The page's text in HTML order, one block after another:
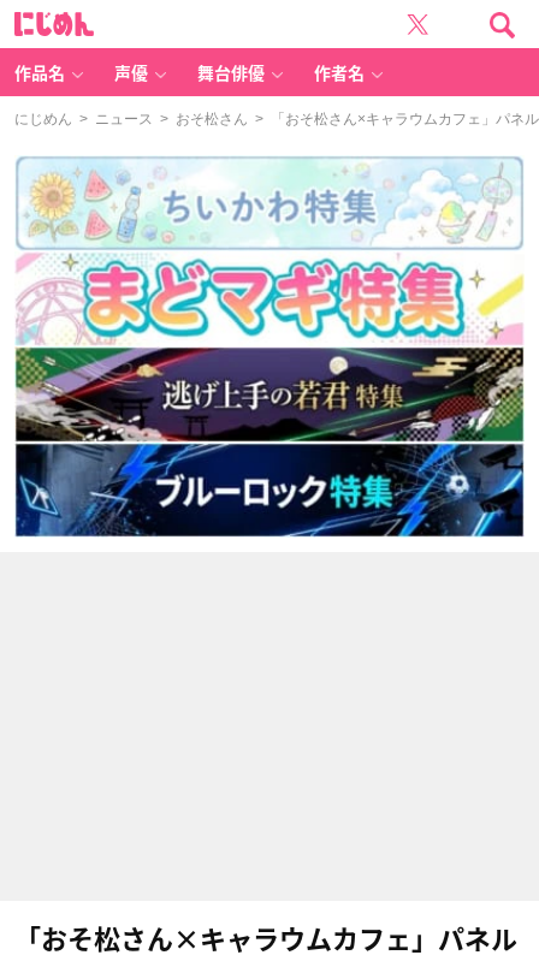
作品名 声優 舞台俳優 作者名
にじめん > ニュース > おそ松さん > 「おそ松さん×キャラウムカフェ」パネ
「おそ松さん×キャラウムカフェ」パネル